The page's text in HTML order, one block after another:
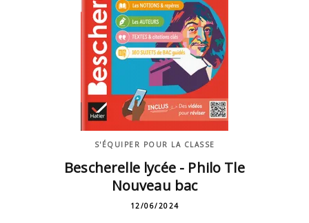
S'ÉQUIPER POUR LA CLASSE
Bescherelle lycée - Philo Tle
Nouveau bac
12/06/2024